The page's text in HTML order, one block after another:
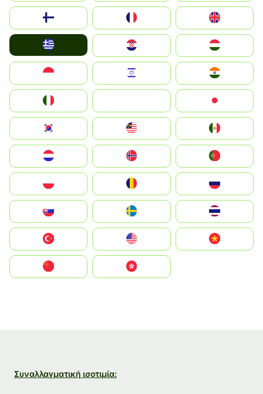
United Kingdom
Magyarország
South Korea
United States
中國香港特別行政區
Συναλλαγματική ισοτιμία: